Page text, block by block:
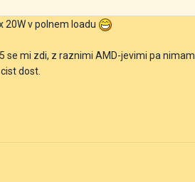
20W v polnem loadu
mi zdi, z raznimi AMD-jevimi pa
dost.